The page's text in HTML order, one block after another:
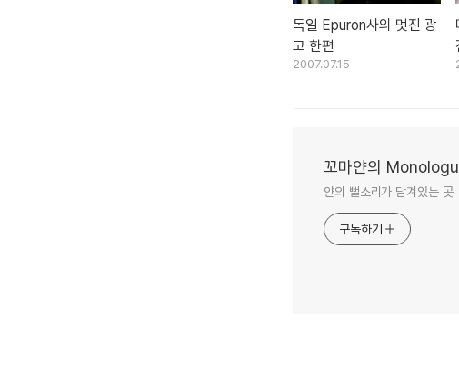
독일 Epuron사의 멋진 광
고 한편
2007.07.15
꼬마얀의
얀의 뻘소리가 담겨있는 곳
구독하기